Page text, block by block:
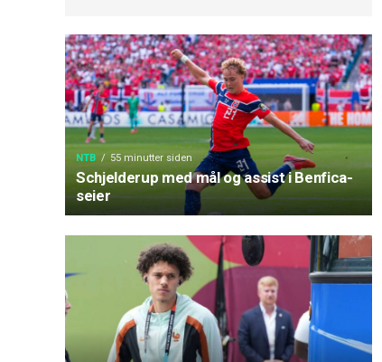
NTB 55 minutter siden
Schjelderup med mål og assist i Benfica-
seier